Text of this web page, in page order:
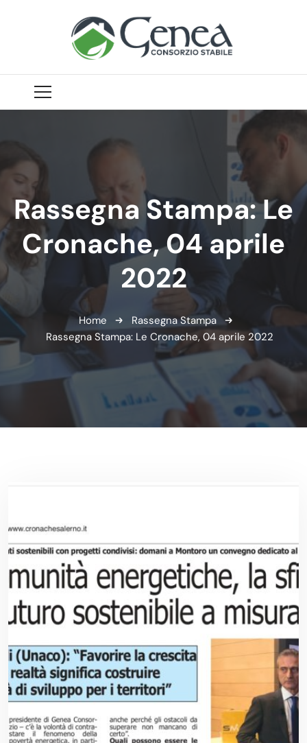
Rassegna Stampa: Le
Cronache, 04 aprile
2022
Home
Rassegna Stampa
Rassegna Stampa: Le Cronache, 04 aprile 2022